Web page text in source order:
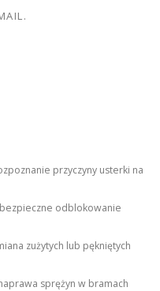
przyczyny usterki na
odblokowanie
zużytych lub pękniętych
sprężyn w bramach